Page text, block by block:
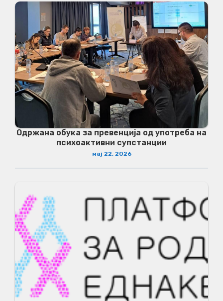
Одржана обука за превенција од употреба на
психоактивни супстанции
мај 22, 2026